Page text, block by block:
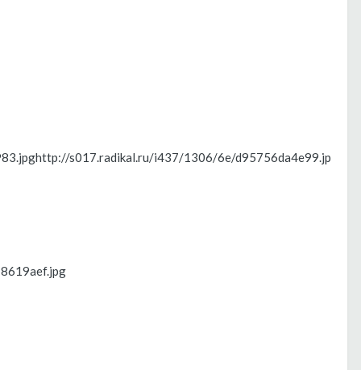
http://s017.radikal.ru/i437/1306/6e/d95756da4e99.jp